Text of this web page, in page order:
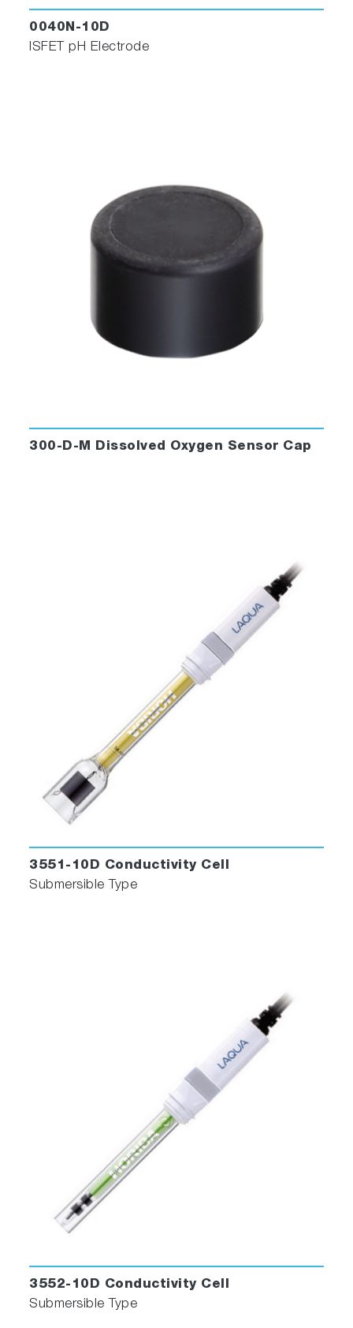
0040N-10D
ISFET pH Electrode
300-D-M Dissolved Oxygen Sensor Cap
3551-10D Conductivity Cell
Submersible Type
3552-10D Conductivity Cell
Submersible Type